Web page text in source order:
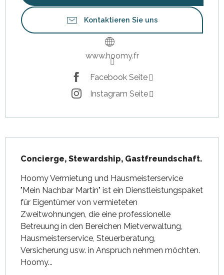
Kontaktieren Sie uns
www.hoomy.fr
Facebook Seite
Instagram Seite
Concierge, Stewardship, Gastfreundschaft.
Hoomy Vermietung und Hausmeisterservice
"Mein Nachbar Martin" ist ein Dienstleistungspaket
für Eigentümer von vermieteten
Zweitwohnungen, die eine professionelle
Betreuung in den Bereichen Mietverwaltung,
Hausmeisterservice, Steuerberatung,
Versicherung usw. in Anspruch nehmen möchten.
Hoomy...